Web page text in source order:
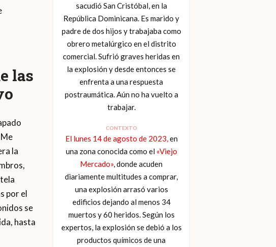
sacudió San Cristóbal, en la
República Dominicana. Es marido y
padre de dos hijos y trabajaba como
obrero metalúrgico en el distrito
comercial. Sufrió graves heridas en
la explosión y desde entonces se
enfrenta a una respuesta
postraumática. Aún no ha vuelto a
trabajar.
CONTEXTO
El lunes 14 de agosto de 2023,en
una zona conocida como el «Viejo
Mercado», donde acuden
diariamente multitudes a comprar,
una explosión arrasó varios
edificios dejando al menos 34
muertos y 60 heridos. Según los
expertos, la explosión se debió a los
productos químicos de una
las
la
por el
se
hasta